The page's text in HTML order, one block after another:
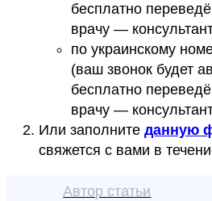
бесплатно
врачу —
по украинскому
(ваш звонок будет
бесплатно
врачу —
Или заполните данную
свяжется с вами в
Автор статьи